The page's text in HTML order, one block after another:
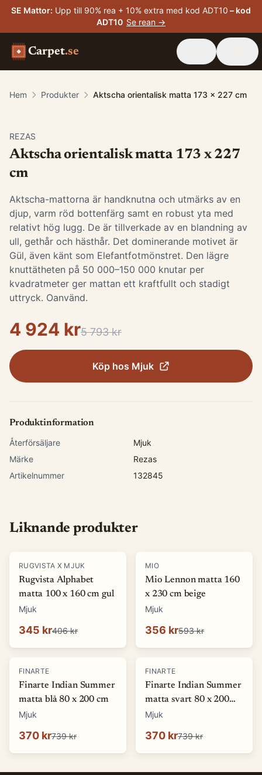
SE Mattor: Upp till 90% rea + 10% extra med kod ADT10 – kod
ADT10 Se rean →
Carpet.se
Hem Produkter Aktscha orientalisk matta 173 x 227 cm
REZAS
Aktscha orientalisk matta 173 x 227
cm
Aktscha-mattorna är handknutna och utmärks av en
djup, varm röd bottenfärg samt en robust yta med
relativt hög lugg. De är tillverkade av en blandning av
ull, gethår och hästhår. Det dominerande motivet är
Gül, även känt som Elefantfotmönstret. Den lägre
knuttätheten på 50 000–150 000 knutar per
kvadratmeter ger mattan ett kraftfullt och stadigt
uttryck. Oanvänd.
4 924 kr5 793 kr
Köp hos Mjuk
Produktinformation
Återförsäljare
Mjuk
Märke
Rezas
Artikelnummer
132845
Liknande produkter
-15%
RUGVISTA X MJUK
Rugvista Alphabet
matta 100 x 160 cm gul
Mjuk
345 kr406 kr
-40%
MIO
Mio Lennon matta 160
x 230 cm beige
Mjuk
356 kr593 kr
-50 %
FINARTE
Finarte Indian Summer
matta blå 80 x 200 cm
Mjuk
370 kr739 kr
-50 %
FINARTE
Finarte Indian Summer
matta svart 80 x 200
cm
Mjuk
370 kr739 kr